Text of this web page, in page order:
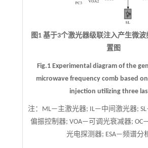
图1 基于3个激光器级联注入产生微
置图
Fig.1 Experimental diagram of the
microwave frequency comb based
injection utilizing three
注： ML—主激光器; IL—中间激光器;
偏振控制器; VOA—可调光衰减器;
光电探测器; ESA—频谱分